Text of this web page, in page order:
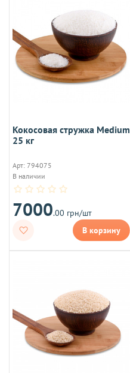
Кокосовая стружка Medium
25 кг
Арт: 794075
В наличии
7000.00 грн/шт
В корзину